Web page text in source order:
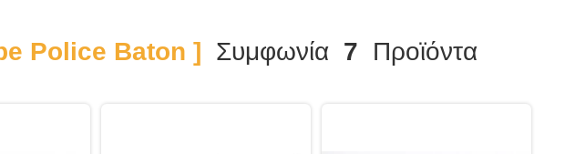
Police Baton ] Συμφωνία 7 Προϊόντα